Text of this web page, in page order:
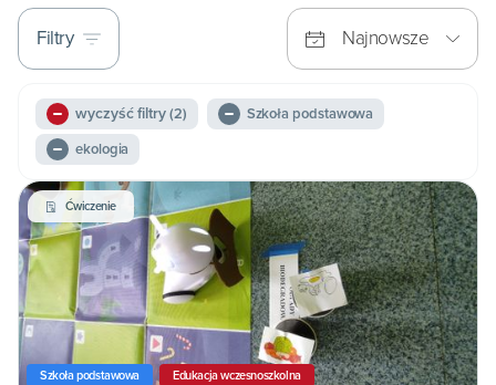
Filtry Najnowsze
wyczyść filtry(2)
Szkoła podstawowa
ekologia
Ćwiczenie
Szkoła podstawowa Edukacja wczesnoszkolna